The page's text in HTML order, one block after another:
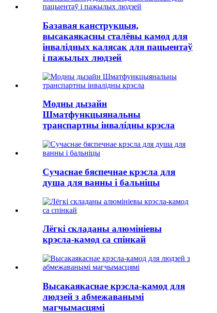
Базавая канструкцыя,
высакаякасны сталёвы камод для
інвалідных калясак для пацыентаў
і пажылых людзей
Модны дызайн
Шматфункцыянальны
транспартны інвалідны крэсла
Сучаснае бяспечнае крэсла для
душа для ванны і бальніцы
Лёгкі складаны алюмініевы
крэсла-камод са спінкай
Высакаякаснае крэсла-камод для
людзей з абмежаванымі
магчымасцямі